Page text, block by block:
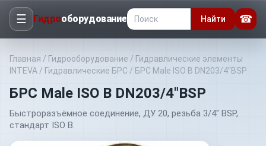
☰ Гидрооборудование Найти ☎
Главная / Гидрооборудование / Гидравлические элементы
INTEVA / Гидравлические БРС / БРС Male ISO B DN203/4"BSP
БРС Male ISO B DN203/4"BSP
Быстроразъёмное соединение, ДУ 20, резьба 3/4" BSP,
стандарт ISO B.